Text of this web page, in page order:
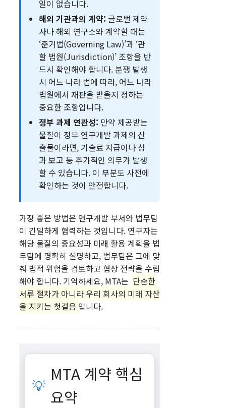
일이 없습니다.
해외 기관과의 계약: 글로벌 제약
사나 해외 연구소와 계약할 때는
‘준거법(Governing Law)’과 ‘관
할 법원(Jurisdiction)’ 조항을 반
드시 확인해야 합니다. 분쟁 발생
시 어느 나라 법에 따라, 어느 나라
법원에서 재판을 받을지 정하는
중요한 조항입니다.
정부 과제 연관성: 만약 제공받는
물질이 정부 연구개발 과제의 산
출물이라면, 기술료 지급이나 성
과 보고 등 추가적인 의무가 발생
할 수 있습니다. 이 부분도 사전에
확인하는 것이 안전합니다.
가장 좋은 방법은 연구개발 부서와 법무팀
이 긴밀하게 협력하는 것입니다. 연구자는
해당 물질의 중요성과 미래 활용 계획을 법
무팀에 명확히 설명하고, 법무팀은 그에 맞
춰 법적 위험을 검토하고 협상 전략을 수립
해야 합니다. 기억하세요, MTA는 단순한
서류 절차가 아니라 우리 회사의 미래 자산
을 지키는 첫걸음 입니다.
💡
MTA 계약 핵심
요약